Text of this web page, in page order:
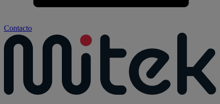
Contacto